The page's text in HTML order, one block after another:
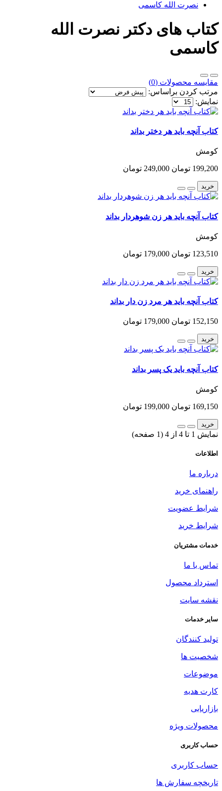
نصرت الله کاسمی
کتاب های دکتر نصرت الله
کاسمی
مقایسه محصولات (0)
مرتب کردن براساس:
نمایش:
کتاب آنچه باید هر دختر بداند
کومش
199,200 تومان 249,000 تومان
خرید
کتاب آنچه باید هر زن شوهردار بداند
کومش
123,510 تومان 179,000 تومان
خرید
کتاب آنچه باید هر مرد زن دار بداند
152,150 تومان 179,000 تومان
خرید
کتاب آنچه باید یک پسر بداند
کومش
169,150 تومان 199,000 تومان
خرید
نمایش 1 تا 4 از 4 (1 صفحه)
اطلاعات
درباره ما
راهنمای خرید
شرایط عضویت
شرایط خرید
خدمات مشتریان
تماس با ما
استرداد محصول
نقشه سایت
سایر خدمات
تولید کنندگان
شخصیت ها
موضوعات
کارت هدیه
بازاریابی
محصولات ویژه
حساب کاربری
حساب کاربری
تاریخچه سفارش ها